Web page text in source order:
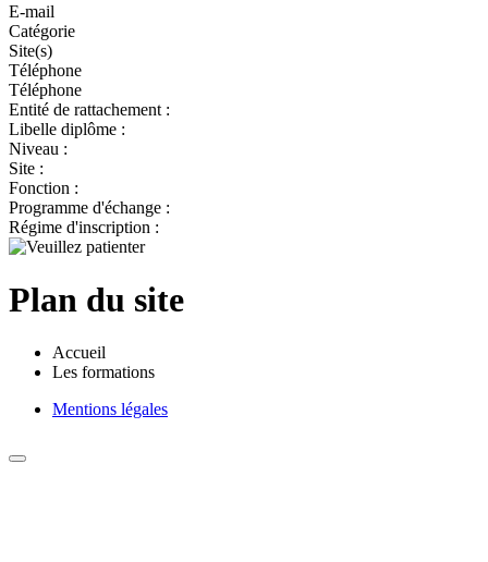
E-mail
Catégorie
Site(s)
Téléphone
Téléphone
Entité de rattachement :
Libelle diplôme :
Niveau :
Site :
Fonction :
Programme d'échange :
Régime d'inscription :
Plan du site
Accueil
Les formations
Mentions légales